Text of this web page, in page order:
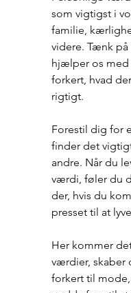
som vigtigst i
familie,
videre. Tænk på
hjælper os med
forkert, hvad
rigtigt.
Forestil dig for
finder det
andre. Når du
værdi, føler du
der, hvis du
presset til at
Her kommer
værdier, skaber
forkert til